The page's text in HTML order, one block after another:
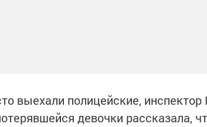
выехали полицейские,
девочки рассказала,